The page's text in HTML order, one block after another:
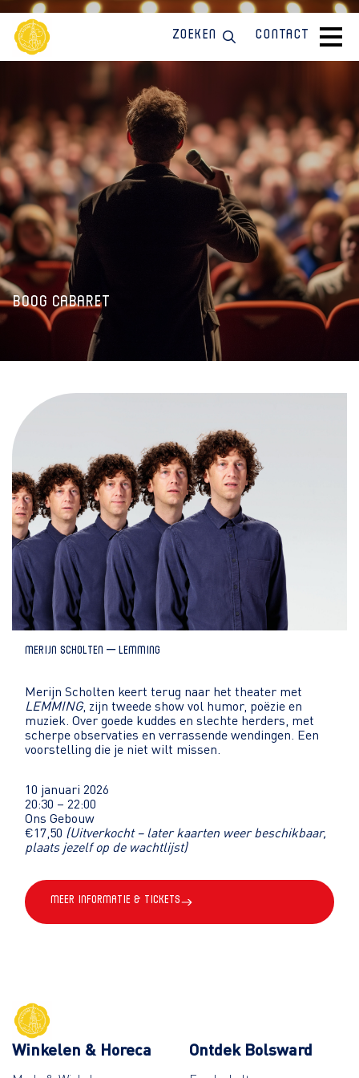
Zoeken Contact
Boog Cabaret
Merijn Scholten – LEMMING
Merijn Scholten keert terug naar het theater met
LEMMING, zijn tweede show vol humor, poëzie en
muziek. Over goede kuddes en slechte herders, met
scherpe observaties en verrassende wendingen. Een
voorstelling die je niet wilt missen.
10 januari 2026
20:30 – 22:00
Ons Gebouw
€17,50 (Uitverkocht – later kaarten weer beschikbaar,
plaats jezelf op de wachtlijst)
Meer informatie & Tickets
Winkelen & Horeca Ontdek Bolsward